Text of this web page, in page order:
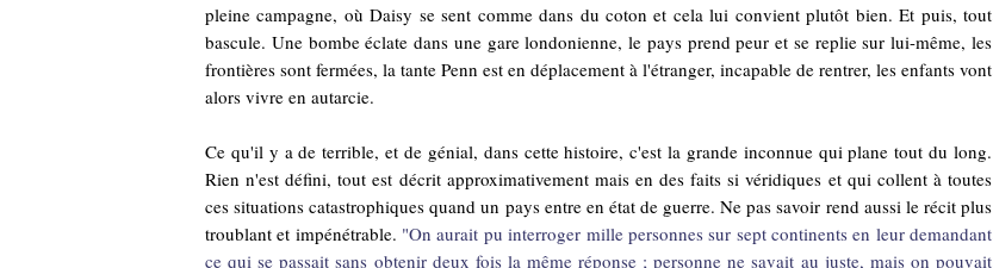
pleine campagne, où Daisy se sent comme dans du coton et cela lui convient plutôt bien. Et puis, tout
bascule. Une bombe éclate dans une gare londonienne, le pays prend peur et se replie sur lui-même, les
frontières sont fermées, la tante Penn est en déplacement à l'étranger, incapable de rentrer, les enfants vont
alors vivre en autarcie.
Ce qu'il y a de terrible, et de génial, dans cette histoire, c'est la grande inconnue qui plane tout du long.
Rien n'est défini, tout est décrit approximativement mais en des faits si véridiques et qui collent à toutes
ces situations catastrophiques quand un pays entre en état de guerre. Ne pas savoir rend aussi le récit plus
troublant et impénétrable. "On aurait pu interroger mille personnes sur sept continents en leur demandant
ce qui se passait sans obtenir deux fois la même réponse ; personne ne savait au juste, mais on pouvait